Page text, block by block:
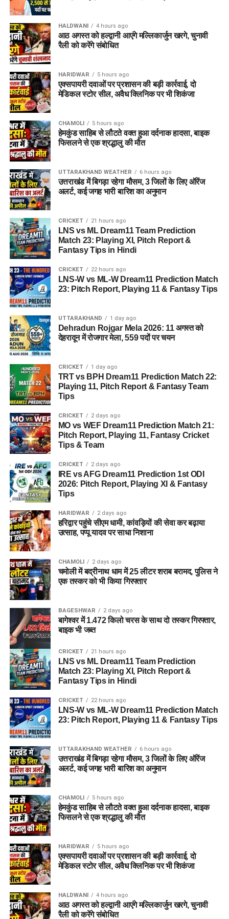
सवारों की मौके पर ही मौत हो गई। पुलिस ने आवश्यक कानूनी कार्रवाई पूरी
कर शव परिजनों को सौंप दिए हैं। फिलहाल दुर्घटना के वास्तविक कारणों
की जांच की जा रही है।
HALDWANI 4 hours ago
आठ अगस्त को हल्द्वानी आएंगे मल्लिकार्जुन खरगे, चुनावी
रैली को करेंगे संबोधित
HARIDWAR 5 hours ago
एक्सपायरी दवाओं पर प्रशासन की बड़ी कार्रवाई, दो
मेडिकल स्टोर सील, अवैध क्लिनिक पर भी शिकंजा
CHAMOLI 5 hours ago
हेमकुंड साहिब से लौटते वक्त हुआ दर्दनाक हादसा, बाइक
फिसलने से एक श्रद्धालु की मौत
UTTARAKHAND WEATHER 6 hours ago
उत्तराखंड में बिगड़ा रहेगा मौसम, 3 जिलों के लिए ऑरेंज
अलर्ट, कई जगह भारी बारिश का अनुमान
CRICKET 21 hours ago
LNS vs ML Dream11 Team Prediction
Match 23: Playing XI, Pitch Report &
Fantasy Tips in Hindi
CRICKET 22 hours ago
LNS-W vs ML-W Dream11 Prediction Match
23: Pitch Report, Playing 11 & Fantasy Tips
UTTARAKHAND 1 day ago
Dehradun Rojgar Mela 2026: 11 अगस्त को
देहरादून में रोजगार मेला, 559 पदों पर चयन
CRICKET 1 day ago
TRT vs BPH Dream11 Prediction Match 22:
Playing 11, Pitch Report & Fantasy Team
Tips
CRICKET 2 days ago
MO vs WEF Dream11 Prediction Match 21:
Pitch Report, Playing 11, Fantasy Cricket
Tips & Team
CRICKET 2 days ago
IRE vs AFG Dream11 Prediction 1st ODI
2026: Pitch Report, Playing XI & Fantasy
Tips
HARIDWAR 2 days ago
हरिद्वार पहुंचे सीएम धामी, कांवड़ियों की सेवा कर बढ़ाया
उत्साह, पप्पू यादव पर साधा निशाना
CHAMOLI 2 days ago
चमोली में बद्रीनाथ धाम में 25 लीटर शराब बरामद, पुलिस ने
एक तस्कर को भी किया गिरफ्तार
BAGESHWAR 2 days ago
बागेश्वर में 1.472 किलो चरस के साथ दो तस्कर गिरफ्तार,
बाइक भी जब्त
CRICKET 21 hours ago
LNS vs ML Dream11 Team Prediction
Match 23: Playing XI, Pitch Report &
Fantasy Tips in Hindi
CRICKET 22 hours ago
LNS-W vs ML-W Dream11 Prediction Match
23: Pitch Report, Playing 11 & Fantasy Tips
UTTARAKHAND WEATHER 6 hours ago
उत्तराखंड में बिगड़ा रहेगा मौसम, 3 जिलों के लिए ऑरेंज
अलर्ट, कई जगह भारी बारिश का अनुमान
CHAMOLI 5 hours ago
हेमकुंड साहिब से लौटते वक्त हुआ दर्दनाक हादसा, बाइक
फिसलने से एक श्रद्धालु की मौत
HARIDWAR 5 hours ago
एक्सपायरी दवाओं पर प्रशासन की बड़ी कार्रवाई, दो
मेडिकल स्टोर सील, अवैध क्लिनिक पर भी शिकंजा
HALDWANI 4 hours ago
आठ अगस्त को हल्द्वानी आएंगे मल्लिकार्जुन खरगे, चुनावी
रैली को करेंगे संबोधित